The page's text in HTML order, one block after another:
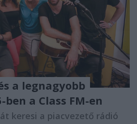
a legnagyobb
a Class FM-en
keresi a piacvezető rádió